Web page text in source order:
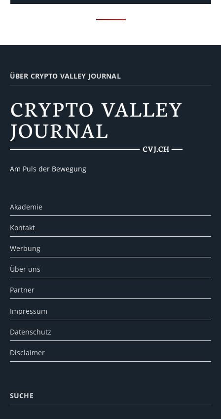
ÜBER CRYPTO VALLEY JOURNAL
Am Puls der Bewegung
Akademie
Kontakt
Werbung
Über uns
Partner
Impressum
Datenschutz
Disclaimer
SUCHE